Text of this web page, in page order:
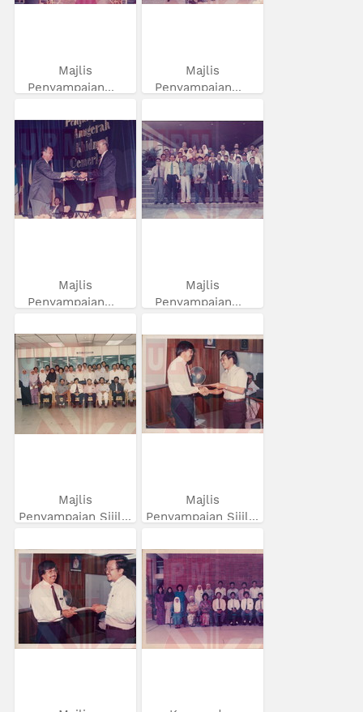
Majlis
Penyampaian...
Majlis
Penyampaian...
Majlis
Penyampaian...
Majlis
Penyampaian...
Majlis
Penyampaian Sijil...
Majlis
Penyampaian Sijil...